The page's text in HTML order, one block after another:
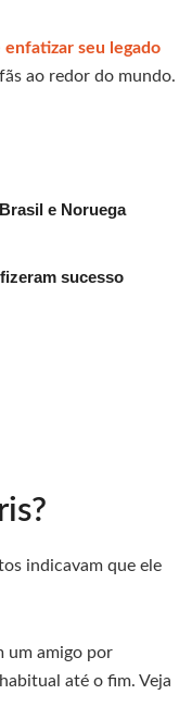
enfatizar seu legado
ao redor do mundo.
e Noruega
sucesso
indicavam que ele
um amigo por
até o fim. Veja